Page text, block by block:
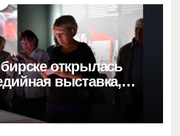
открылась
выставка,
Великой Победе